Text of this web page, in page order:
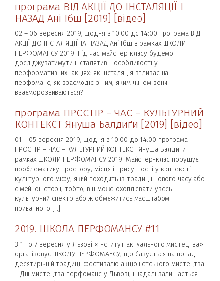
програма ВІД АКЦІЇ ДО ІНСТАЛЯЦІЇ І
НАЗАД Ані Ібш [2019] [відео]
02 – 06 вересня 2019, щодня з 10:00 до 14:00 програма ВІД
АКЦІЇ ДО ІНСТАЛЯЦІЇ ТА НАЗАД Ані Ібш в рамках ШКОЛИ
ПЕРФОМАНСУ 2019. Під час майстер класу будемо
досліджуватимути інсталятивні особливості у
перформативних акціях: як інсталяція впливає на
перфоманс, як взаємодіє з ним, яким чином вони
взаєморозвиваються?
програма ПРОСТІР – ЧАС – КУЛЬТУРНИЙ
КОНТЕКСТ Януша Балдиґи [2019] [відео]
01 – 05 вересня 2019, щодня з 10:00 до 14:00 програма
ПРОСТІР – ЧАС – КУЛЬТУРНИЙ КОНТЕКСТ Януша Балдиґи
рамках ШКОЛИ ПЕРФОМАНСУ 2019. Майстер-клас порушує
проблематику простору, місця і присутності у контексті
культурного міфу, який походить із традиції нового часу або
сімейної історії, тобто, він може охоплювати увесь
культурний спектр або ж обмежитись масштабом
приватного […]
2019. ШКОЛА ПЕРФОМАНСУ #11
З 1 по 7 вересня у Львові «Інститут актуального мистецтва»
організовує ШКОЛУ ПЕРФОМАНСУ, що базується на понад
десятирічній традиції фестивалю акціоністського мистецтва
– Дні мистецтва перфоманс у Львові, і надалі залишається